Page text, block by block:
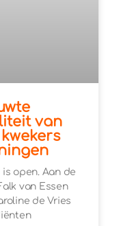
van
open. Aan de
van Essen
de Vries